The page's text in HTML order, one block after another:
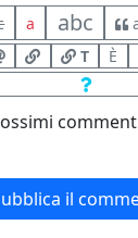
a abc
T
È